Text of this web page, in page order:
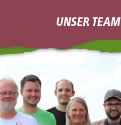
UNSER TEAM